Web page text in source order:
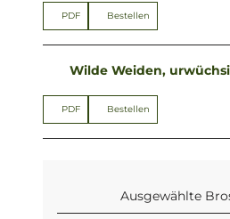
PDF Bestellen
Wilde Weiden,
PDF Bestellen
Ausgewählte